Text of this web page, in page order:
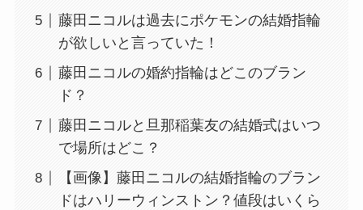
藤田ニコルは過去にポケモンの結婚指輪
が欲しいと言っていた！
藤田ニコルの婚約指輪はどこのブラン
ド？
藤田ニコルと旦那稲葉友の結婚式はいつ
で場所はどこ？
【画像】藤田ニコルの結婚指輪のブラン
ドはハリーウィンストン？値段はいくら